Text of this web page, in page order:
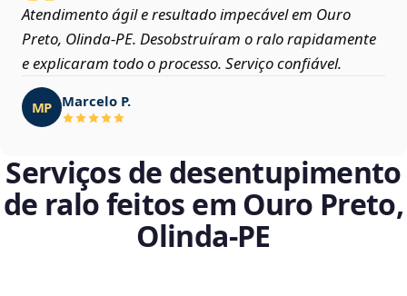
Atendimento ágil e resultado impecável em Ouro
Preto, Olinda‑PE. Desobstruíram o ralo rapidamente
e explicaram todo o processo. Serviço confiável.
MP Marcelo P.
Serviços de desentupimento
de ralo feitos em Ouro Preto,
Olinda‑PE